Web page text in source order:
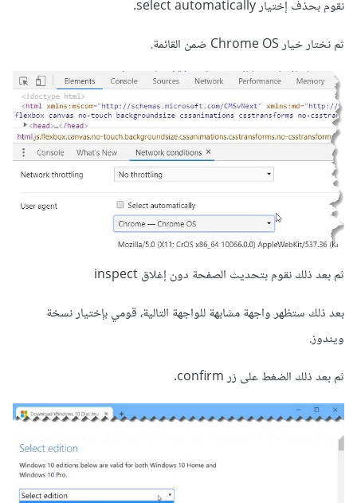
نقوم بحذف إختيار select automatically.
ثم نختار خيار Chrome OS ضمن القائمة.
ثم بعد ذلك نقوم بتحديث الصفحة دون إغلاق inspect
بعد ذلك ستظهر واجهة مشابهة للواجهة التالية، قومي بإختيار نسخة
ويندوز.
ثم بعد ذلك الضغط على زر confirm.